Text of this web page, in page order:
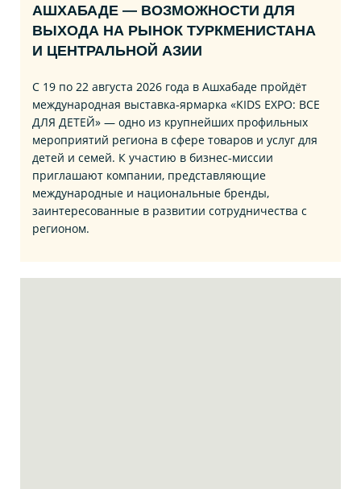
АШХАБАДЕ — ВОЗМОЖНОСТИ ДЛЯ
ВЫХОДА НА РЫНОК ТУРКМЕНИСТАНА
И ЦЕНТРАЛЬНОЙ АЗИИ
С 19 по 22 августа 2026 года в Ашхабаде пройдёт
международная выставка‑ярмарка «KIDS EXPO: ВСЕ
ДЛЯ ДЕТЕЙ» — одно из крупнейших профильных
мероприятий региона в сфере товаров и услуг для
детей и семей. К участию в бизнес‑миссии
приглашают компании, представляющие
международные и национальные бренды,
заинтересованные в развитии сотрудничества с
регионом.